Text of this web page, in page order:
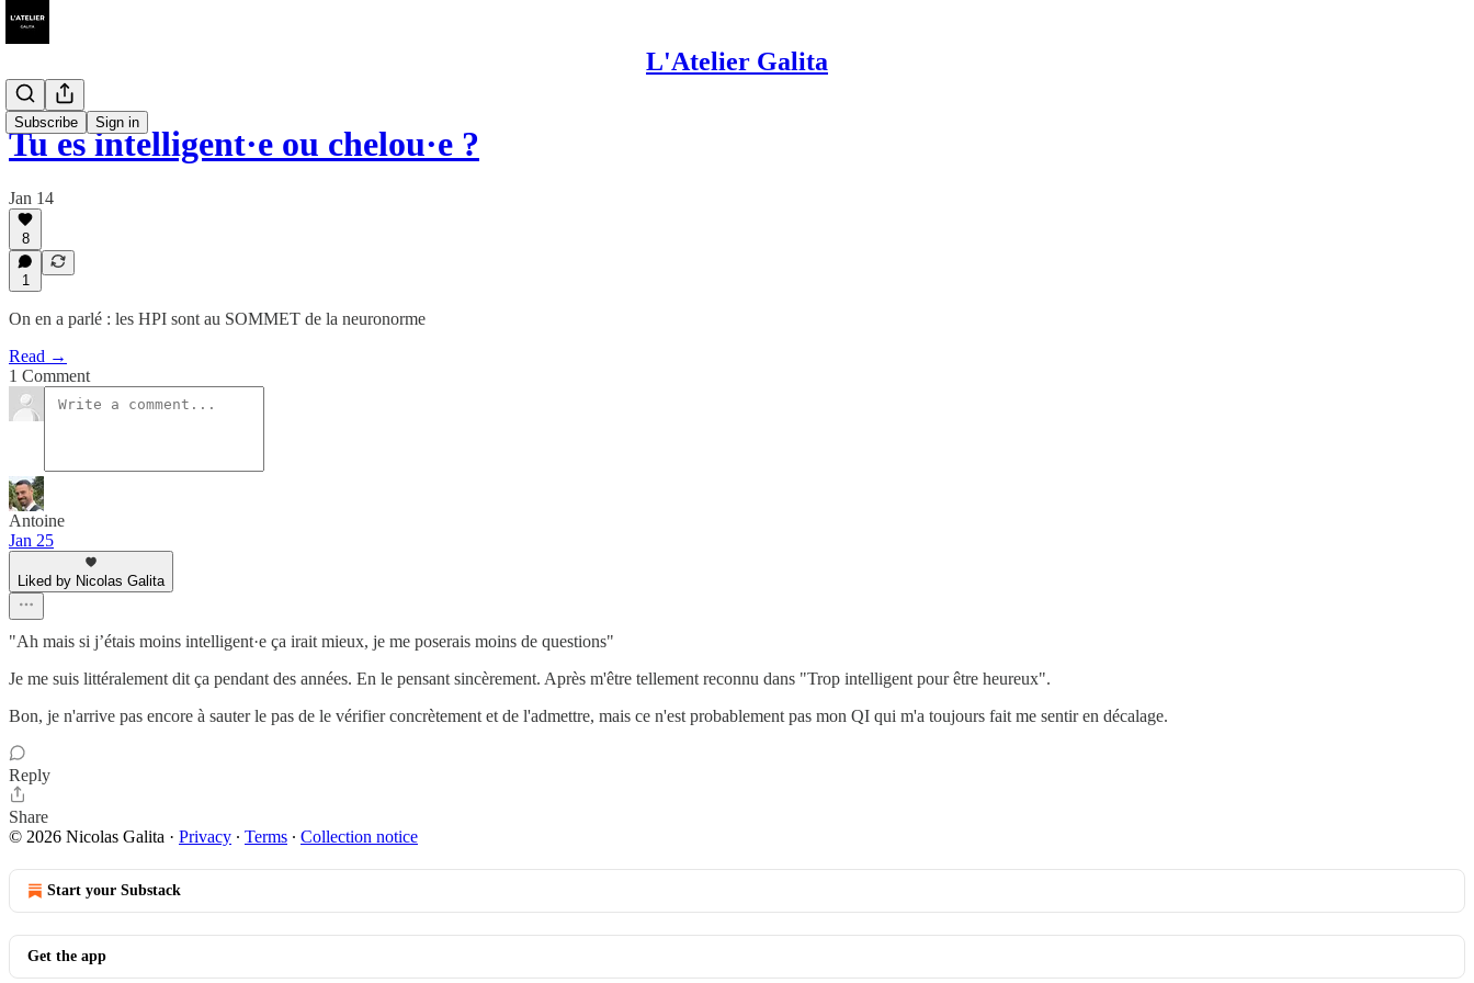
L'Atelier Galita
Subscribe Sign in
Tu es intelligent·e ou chelou·e ?
Jan 14
8
1
On en a parlé : les HPI sont au SOMMET de la neuronorme
Read →
1 Comment
Antoine
Jan 25
Liked by Nicolas Galita
"Ah mais si j’étais moins intelligent·e ça irait mieux, je me poserais moins de questions"
Je me suis littéralement dit ça pendant des années. En le pensant sincèrement. Après m'être tellement reconnu dans "Trop intelligent pour être heureux".
Bon, je n'arrive pas encore à sauter le pas de le vérifier concrètement et de l'admettre, mais ce n'est probablement pas mon QI qui m'a toujours fait me sentir en décalage.
Reply
Share
© 2026 Nicolas Galita · Privacy ∙ Terms ∙ Collection notice
Start your Substack
Get the app